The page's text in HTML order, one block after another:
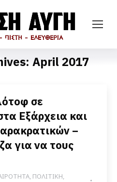
April 2017
σε
Εξάρχεια και
–
για να τους
, ΠΟΛΙΤΙΚΗ,